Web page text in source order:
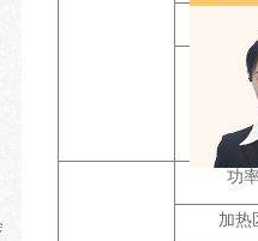
快速
功
加热